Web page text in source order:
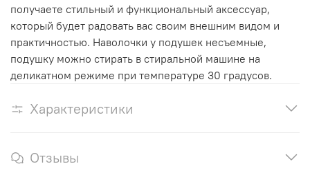
получаете стильный и функциональный аксессуар,
который будет радовать вас своим внешним видом и
практичностью. Наволочки у подушек несъемные,
подушку можно стирать в стиральной машине на
деликатном режиме при температуре 30 градусов.
Характеристики
Отзывы